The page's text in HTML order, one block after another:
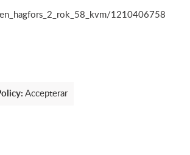
1210406758
Accepterar